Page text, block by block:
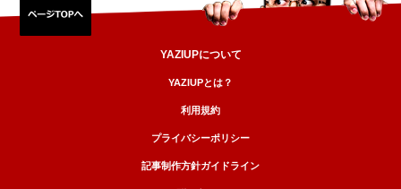
YAZIUPについて
YAZIUPとは？
利用規約
プライバシーポリシー
記事制作方針ガイドライン